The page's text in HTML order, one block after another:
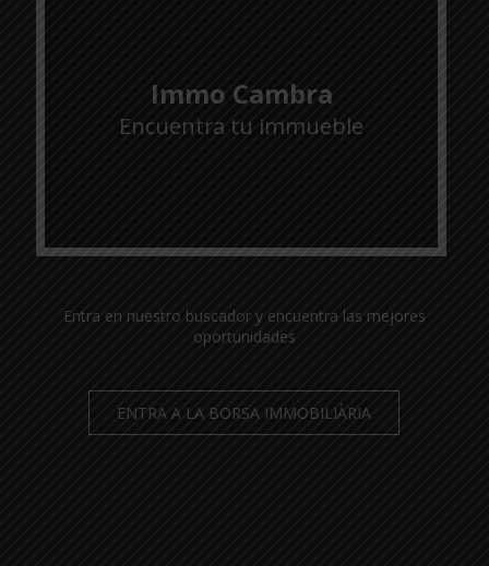
Immo Cambra
Encuentra tu immueble
Entra en nuestro buscador y encuentra las mejores
oportunidades
ENTRA A LA BORSA IMMOBILIÀRIA